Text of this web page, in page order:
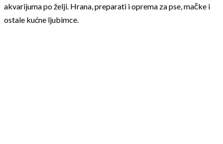
akvarijuma po želji. Hrana, preparati i oprema za pse, mačke i
ostale kućne ljubimce.